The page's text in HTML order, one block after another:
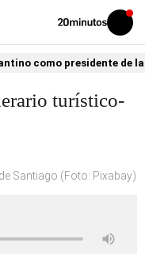
Volver
Iniciar
sesión
como presidente de
turístico-
Santiago (Foto: Pixabay)